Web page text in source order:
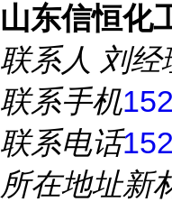
山东信恒化
联系人 刘经
联系手机
联系电话
所在地址新